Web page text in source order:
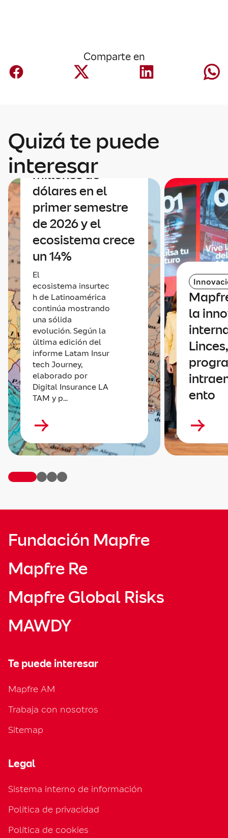
Comparte en
Quizá te puede
interesar
Latinoamérica
alcanza los 90
millones de
dólares en el
primer semestre
de 2026 y el
ecosistema crece
un 14%
El
ecosistema insurtec
h de Latinoamérica
continúa mostrando
una sólida
evolución. Según la
última edición del
informe Latam Insur
tech Journey,
elaborado por
Digital Insurance LA
TAM y p...
la
ento
Fundación Mapfre
Mapfre Re
Mapfre Global Risks
MAWDY
Te puede interesar
Mapfre AM
Trabaja con nosotros
Sitemap
Legal
Sistema interno de información
Política de privacidad
Política de cookies